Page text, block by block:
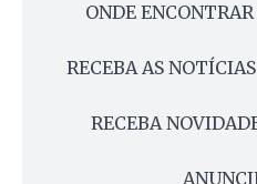
ONDE
RECEBA AS
RECEBA